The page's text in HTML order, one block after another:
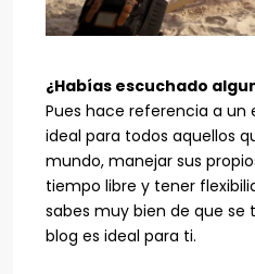
¿Habías escuchado
Pues hace referencia a un
ideal para todos aquellos
mundo, manejar sus
tiempo libre y tener
sabes muy bien de que
blog es ideal para ti.